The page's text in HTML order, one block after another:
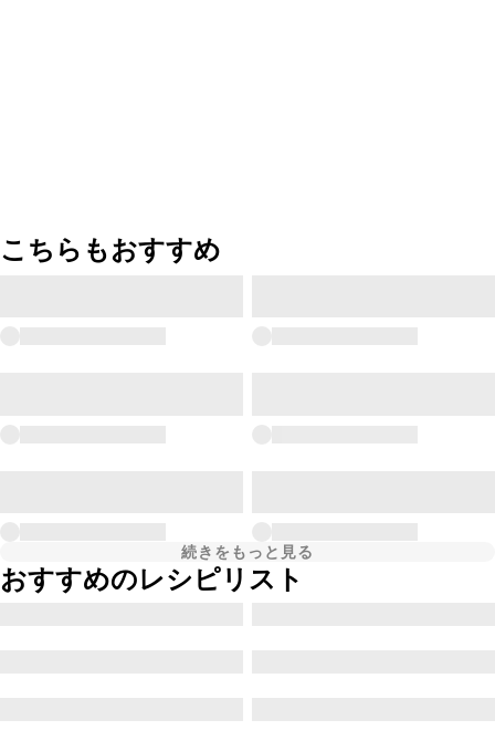
こちらもおすすめ
続きをもっと見る
おすすめのレシピリスト